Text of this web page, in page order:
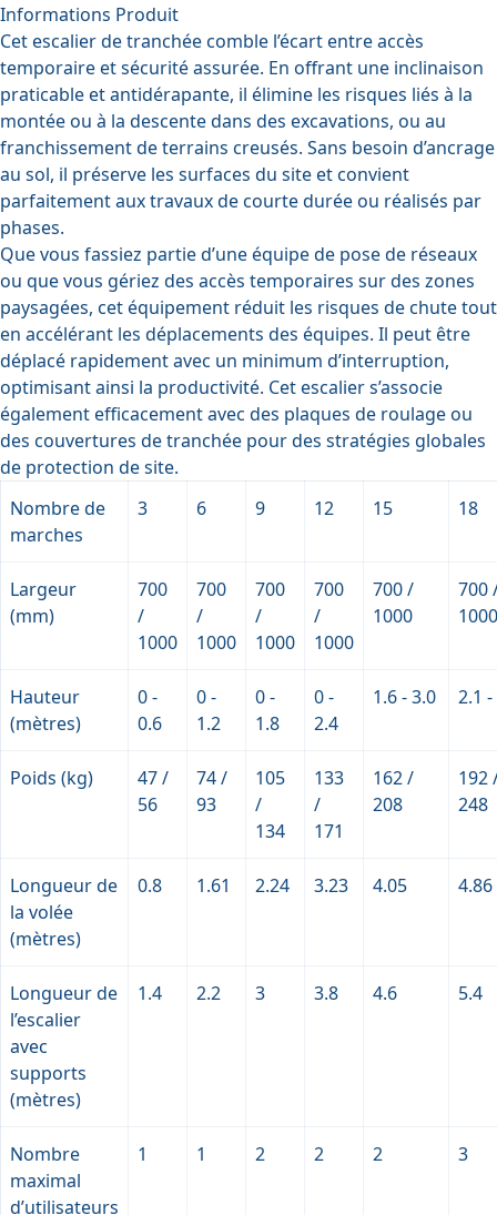
Informations Produit
Cet escalier de tranchée comble l’écart entre accès
temporaire et sécurité assurée. En offrant une inclinaison
praticable et antidérapante, il élimine les risques liés à la
montée ou à la descente dans des excavations, ou au
franchissement de terrains creusés. Sans besoin d’ancrage
au sol, il préserve les surfaces du site et convient
parfaitement aux travaux de courte durée ou réalisés par
phases.
Que vous fassiez partie d’une équipe de pose de réseaux
ou que vous gériez des accès temporaires sur des zones
paysagées, cet équipement réduit les risques de chute tout
en accélérant les déplacements des équipes. Il peut être
déplacé rapidement avec un minimum d’interruption,
optimisant ainsi la productivité. Cet escalier s’associe
également efficacement avec des plaques de roulageou
des couvertures de tranchée pour des stratégies globales
de protection de site.
Nombre de
marches
3 6 9 12 15 18
Largeur
(mm)
700
/
1000
700
/
1000
700
/
1000
700
/
1000
700 /
1000
700
1000
Hauteur
(mètres)
0 -
0.6
0 -
1.2
0 -
1.8
0 -
2.4
1.6 - 3.0 2.1
Poids (kg)
47 /
56
74 /
93
105
/
134
133
/
171
162 /
208
192
248
Longueur de
la volée
(mètres)
0.8 1.61 2.24 3.23 4.05 4.86
Longueur de
l’escalier
avec
supports
(mètres)
1.4 2.2 3 3.8 4.6 5.4
Nombre
maximal
d’utilisateurs
1 1 2 2 2 3